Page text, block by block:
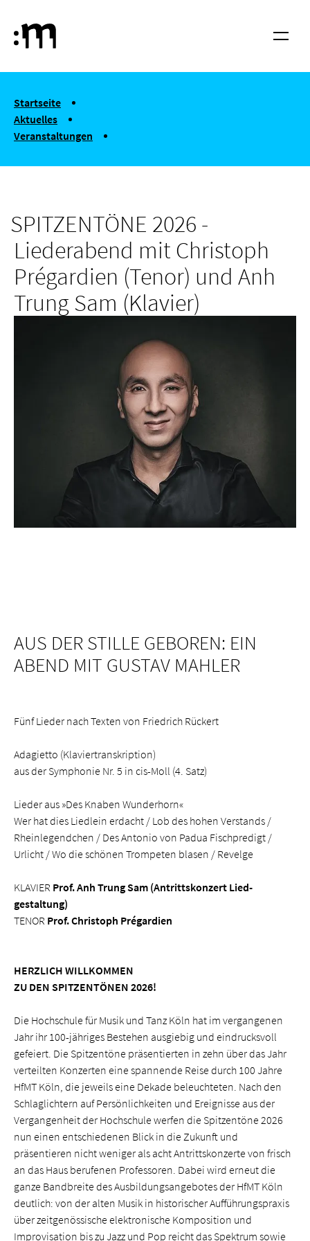
Hochschule für Musik und Tanz Köln Menü
You are here:
Startseite
Aktuelles
Veranstaltungen
SPITZENTÖNE 2026 - Liederabend mit Christoph Prégardien
SPITZENTÖNE 2026 -
Liederabend mit Christoph
Prégardien (Tenor) und Anh
Trung Sam (Klavier)
AUS DER STILLE GEBOREN: EIN
ABEND MIT GUSTAV MAHLER
Fünf Lieder nach Texten von Friedrich Rückert
Adagietto (Klaviertranskription)
aus der Symphonie Nr. 5 in cis-Moll (4. Satz)
Lieder aus »Des Knaben Wunderhorn«
Wer hat dies Liedlein erdacht / Lob des hohen Verstands /
Rheinlegendchen / Des Antonio von Padua Fischpredigt /
Urlicht / Wo die schönen Trompeten blasen / Revelge
KLAVIER Prof. Anh Trung Sam (Antrittskonzert Lied­
gestaltung)
TENOR Prof. Christoph Prégardien
HERZLICH WILLKOMMEN
ZU DEN SPITZENTÖNEN 2026!
Die Hochschule für Musik und Tanz Köln hat im vergangenen
Jahr ihr 100-jähriges Bestehen ausgiebig und eindrucksvoll
gefeiert. Die Spitzentöne präsentierten in zehn über das Jahr
verteilten Konzerten eine spannende Reise durch 100 Jahre
HfMT Köln, die jeweils eine Dekade beleuchteten. Nach den
Schlaglichtern auf Persönlichkeiten und Ereignisse aus der
Vergangenheit der Hochschule werfen die Spitzentöne 2026
nun einen entschiedenen Blick in die Zukunft und
präsentieren nicht weniger als acht Antrittskonzerte von frisch
an das Haus berufenen Professoren. Dabei wird erneut die
ganze Bandbreite des Ausbildungsangebotes der HfMT Köln
deutlich: von der alten Musik in historischer Aufführungs­praxis
über zeitgenössische elektronische Komposition und
Improvisation bis zu Jazz und Pop reicht das Spektrum sowie